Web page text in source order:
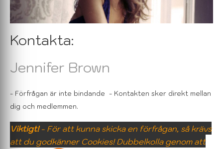
Kontakta:
Jennifer Brown
- Förfrågan är inte bindande - Kontakten sker direkt mellan
dig och medlemmen.
Viktigt!- För att kunna skicka en förfrågan, så krävs
att du godkänner Cookies! Dubbelkolla genom att